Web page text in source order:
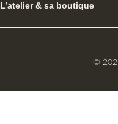
L’atelier & sa boutique
©